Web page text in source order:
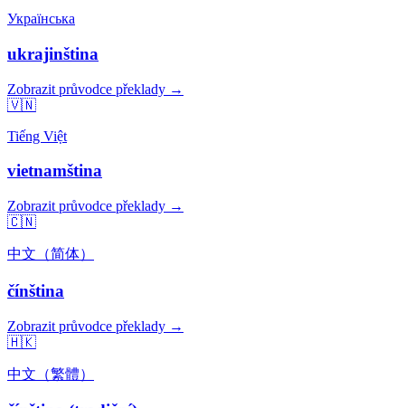
Українська
ukrajinština
Zobrazit průvodce překlady →
🇻🇳
Tiếng Việt
vietnamština
Zobrazit průvodce překlady →
🇨🇳
中文（简体）
čínština
Zobrazit průvodce překlady →
🇭🇰
中文（繁體）